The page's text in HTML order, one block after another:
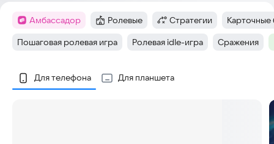
Метка:
амбассадор Категория:
Ролевые Категория:
Стратегии Тег:
Карточные
Тег:
Пошаговая ролевая игра Тег:
Ролевая idle-игра Тег:
Сражения
Скриншоты
Для телефона Для планшета